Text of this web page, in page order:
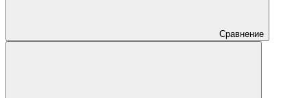
Сравнение